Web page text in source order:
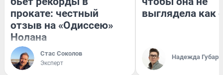
прокате: честный
отзыв на «Одиссею»
Нолана
Стас Соколов
Эксперт
выглядела как
Надежда Губарь